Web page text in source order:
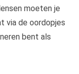
moeten je
via de oordopjes
bent als